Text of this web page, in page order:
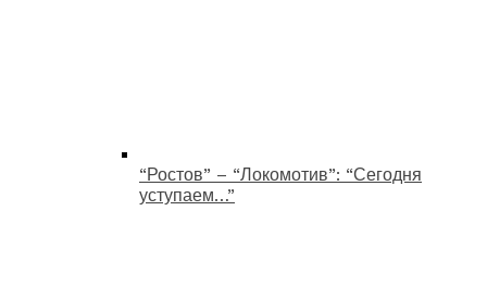
“Ростов” – “Локомотив”: “Сегодня
уступаем…”